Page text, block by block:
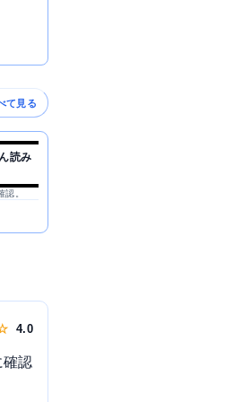
て見る
読み
。
4.0
確認